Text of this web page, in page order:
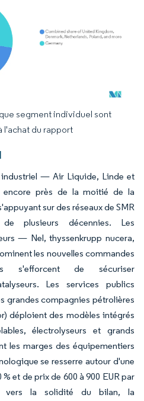
nécessite une attribution sous CC BY
segment individuel sont
l'achat du rapport
— Air Liquide, Linde et
près de la moitié de la
sur des réseaux de SMR
plusieurs décennies. Les
— Nel, thyssenkrupp nucera,
les nouvelles commandes
s'efforcent de sécuriser
Les services publics
grandes compagnies pétrolières
déploient des modèles intégrés
électrolyseurs et grands
les marges des équipementiers
se resserre autour d'une
et de prix de 600 à 900 EUR par
vers la solidité du bilan, la